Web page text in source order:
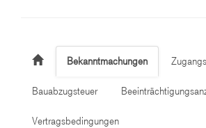
Bekanntmachungen
Bauabzugsteuer
Vertragsbedingungen